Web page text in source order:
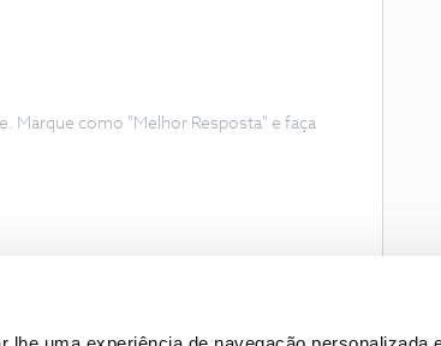
Marque como "Melhor Resposta" e faça